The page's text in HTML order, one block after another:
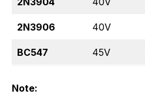
2N3906 40V
BC547 45V
Note: